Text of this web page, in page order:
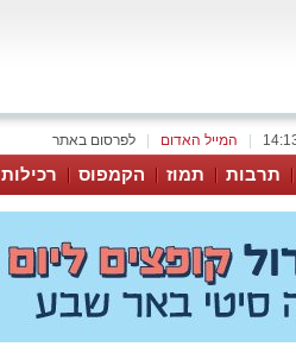
לפרסום באתר המייל האדום
תרבות תמוז הקמפוס רכילות